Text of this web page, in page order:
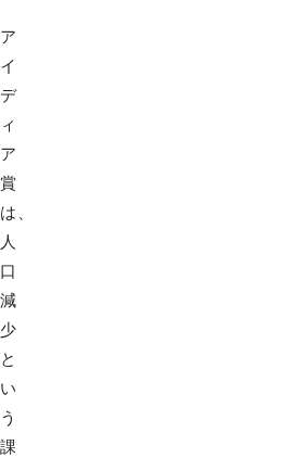
ア
イ
デ
ィ
ア
賞
は、
人
口
減
少
と
い
う
課